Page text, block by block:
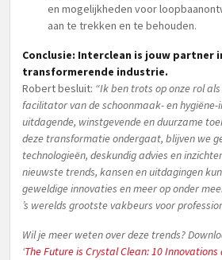
en mogelijkheden voor
aan te trekken en te behouden.
Conclusie: Interclean is jouw partner
transformerende industrie.
Robert besluit: “Ik ben trots op onze rol
facilitator van de schoonmaak- en
uitdagende, winstgevende en duurzame
deze transformatie ondergaat, blijven we
technologieën, deskundig advies en
nieuwste trends, kansen en uitdagingen
geweldige innovaties en meer op onder
’s werelds grootste vakbeurs voor
Wil je meer weten over deze trends?
‘The Future is Crystal Clean: 10 Innovations